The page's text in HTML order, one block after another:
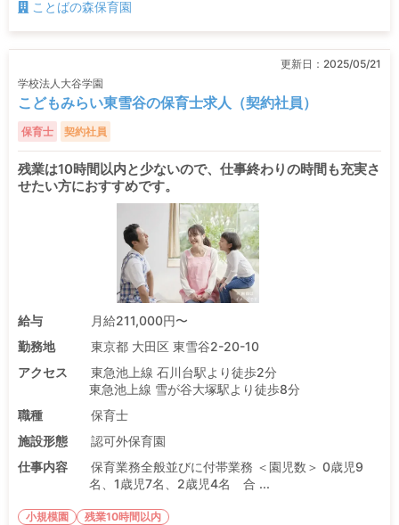
ことばの森保育園
更新日： 2025/05/21
学校法人大谷学園
こどもみらい東雪谷の保育士求人（契約社員）
保育士 契約社員
残業は10時間以内と少ないので、仕事終わりの時間も充実さ
せたい方におすすめです。
給与
月給211,000円〜
勤務地
東京都 大田区 東雪谷2-20-10
アクセス
東急池上線 石川台駅より徒歩2分
東急池上線 雪が谷大塚駅より徒歩8分
職種
保育士
施設形態
認可外保育園
仕事内容
保育業務全般並びに付帯業務 ＜園児数＞ 0歳児9
名、1歳児7名、2歳児4名 合 ...
小規模園 残業10時間以内